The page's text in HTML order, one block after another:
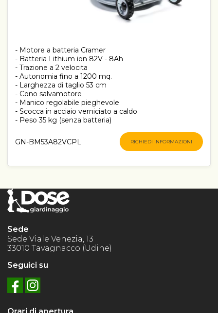
- Motore a batteria Cramer
- Batteria Lithium ion 82V - 8Ah
- Trazione a 2 velocita
- Autonomia fino a 1200 mq.
- Larghezza di taglio 53 cm
- Cono salvamotore
- Manico regolabile pieghevole
- Scocca in acciaio verniciato a caldo
- Peso 35 kg (senza batteria)
GN-BM53A82VCPL RICHIEDI INFORMAZIONI
Sede
Sede Viale Venezia, 13
33010 Tavagnacco (Udine)
Seguici su